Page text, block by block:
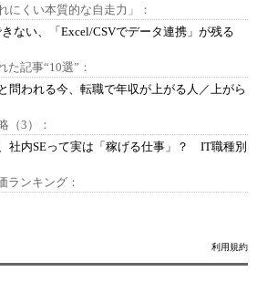
にくい本質的な自走力」：
きない、「Excel/CSVでデータ連携」が残る
記事“10選”：
問われる今、転職で年収が上がる人／上がら
（3）：
社内SEって実は「稼げる仕事」？ IT職種別
ランキング：
利用規約